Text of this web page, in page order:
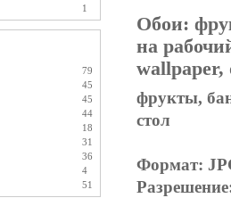
1
79
45
45
44
18
31
36
4
51
Обои:
на
wallpaper,
фрукты,
стол
Формат: